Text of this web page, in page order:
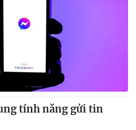
hình Việt Nam
VTV
in và báo điện tử số 483/GP-BTTTT
Thủy
Thị Mỹ Hạnh, Phạm Quốc Thắng,
tính năng gửi tin